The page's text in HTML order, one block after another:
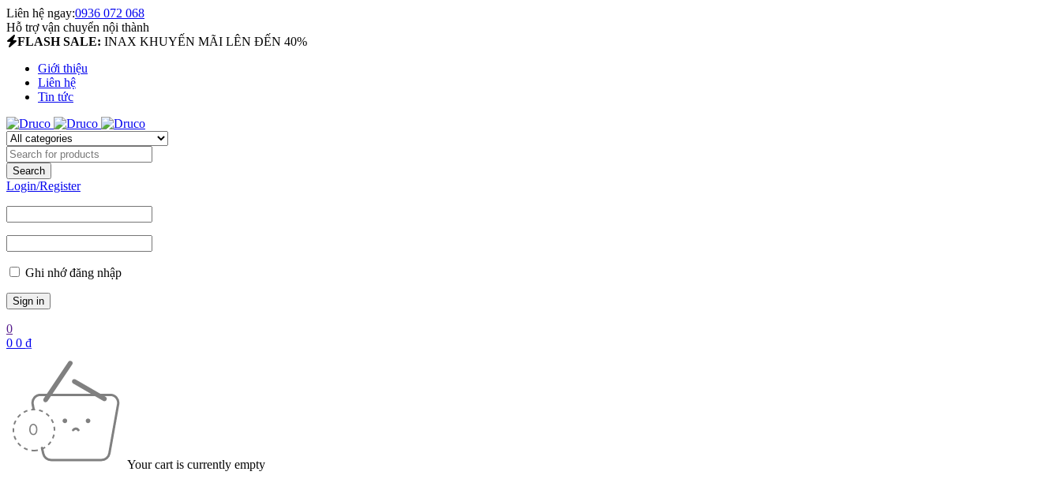
Liên hệ ngay:0936 072 068
Hỗ trợ vận chuyển nội thành
FLASH SALE: INAX KHUYẾN MÃI LÊN ĐẾN 40%
Giới thiệu
Liên hệ
Tin tức
Login/Register
Ghi nhớ đăng nhập
0
0 0 ₫
Your cart is currently empty